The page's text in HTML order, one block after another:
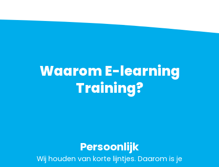
Waarom E-learning
Training?
Persoonlijk
Wij houden van korte lijntjes. Daarom is je